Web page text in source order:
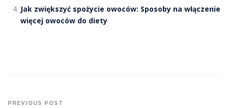
Jak zwiększyć spożycie owoców: Sposoby na włączenie
więcej owoców do diety
PREVIOUS POST